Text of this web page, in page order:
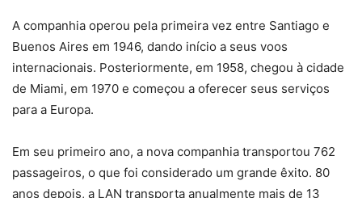
A companhia operou pela primeira vez entre Santiago e
Buenos Aires em 1946, dando início a seus voos
internacionais. Posteriormente, em 1958, chegou à cidade
de Miami, em 1970 e começou a oferecer seus serviços
para a Europa.
Em seu primeiro ano, a nova companhia transportou 762
passageiros, o que foi considerado um grande êxito. 80
anos depois, a LAN transporta anualmente mais de 13